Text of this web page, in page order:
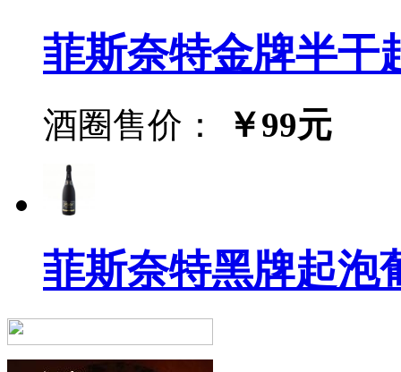
菲斯奈特金牌半干
酒圈售价： ￥99元
菲斯奈特黑牌起泡